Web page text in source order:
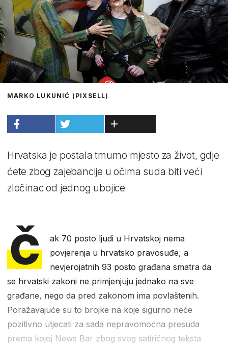
MARKO LUKUNIĆ (PIXSELL)
Hrvatska je postala tmurno mjesto za život, gdje
ćete zbog zajebancije u očima suda biti veći
zločinac od jednog ubojice
Č
ak 70 posto ljudi u Hrvatskoj nema
povjerenja u hrvatsko pravosuđe, a
nevjerojatnih 93 posto građana smatra da
se hrvatski zakoni ne primjenjuju jednako na sve
građane, nego da pred zakonom ima povlaštenih.
Poražavajuće su to brojke na koje sigurno neće
pozitivno utjecati za sada nepravomoćna presuda
prema kojoj News Bar zbog svog satiričnog teksta